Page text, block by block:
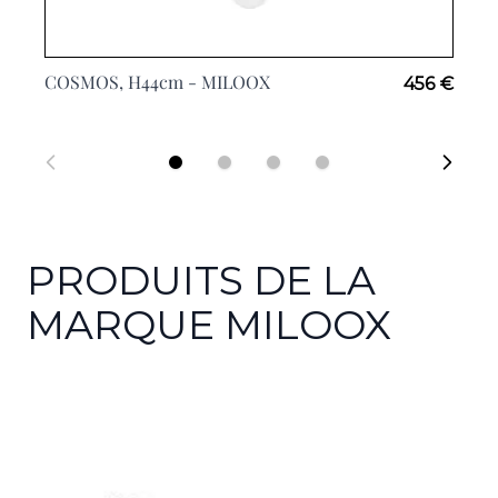
COSMOS, H44cm - MILOOX 456 €
PRODUITS DE LA
MARQUE MILOOX